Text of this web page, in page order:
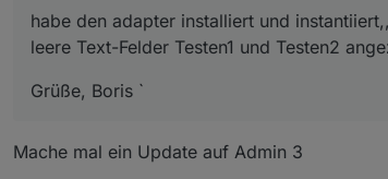
habe den adapter installiert und
leere Text-Felder Testen1 und Testen2
Grüße, Boris `
Mache mal ein Update auf Admin 3